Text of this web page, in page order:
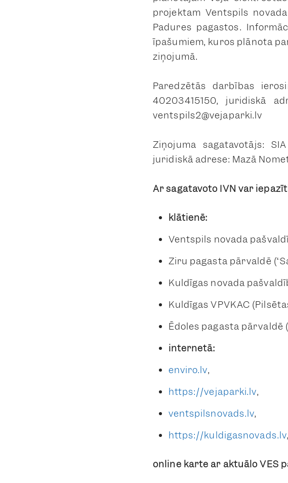
projektam Ventspils
Padures pagastos.
īpašumiem, kuros plānota
ziņojumā.
Paredzētās darbības
40203415150, juridiskā
ventspils2@vejaparki.lv
Ziņojuma sagatavotājs:
juridiskā adrese: Mazā
Ar sagatavoto IVN var
klātienē:
Ventspils novada
Ziru pagasta pārvaldē
Kuldīgas novada
Kuldīgas VPVKAC
Ēdoles pagasta pārvaldē
internetā:
enviro.lv,
https://vejaparki.lv,
ventspilsnovads.lv,
https://kuldigasnovads.lv,
online karte ar aktuālo VES